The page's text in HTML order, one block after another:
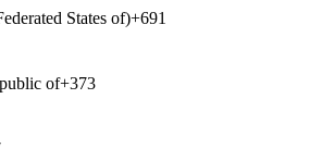
States of)+691
of+373